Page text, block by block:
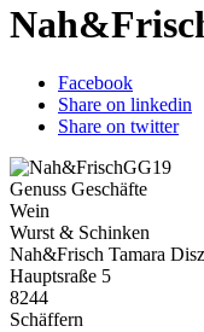
Facebook
Share on linkedin
Share on twitter
Genuss Geschäfte
Wein
Wurst & Schinken
Nah&Frisch Tamara Disz
Hauptsraße 5
8244
Schäffern